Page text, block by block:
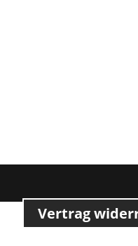
Vertrag